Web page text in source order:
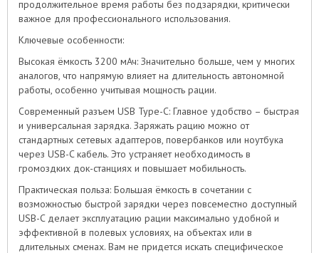
продолжительное время работы без подзарядки, критически
важное для профессионального использования.
Ключевые особенности:
Высокая ёмкость 3200 мАч: Значительно больше, чем у многих
аналогов, что напрямую влияет на длительность автономной
работы, особенно учитывая мощность рации.
Современный разъем USB Type-C: Главное удобство – быстрая
и универсальная зарядка. Заряжать рацию можно от
стандартных сетевых адаптеров, повербанков или ноутбука
через USB-C кабель. Это устраняет необходимость в
громоздких док-станциях и повышает мобильность.
Практическая польза: Большая ёмкость в сочетании с
возможностью быстрой зарядки через повсеместно доступный
USB-C делает эксплуатацию рации максимально удобной и
эффективной в полевых условиях, на объектах или в
длительных сменах. Вам не придется искать специфическое